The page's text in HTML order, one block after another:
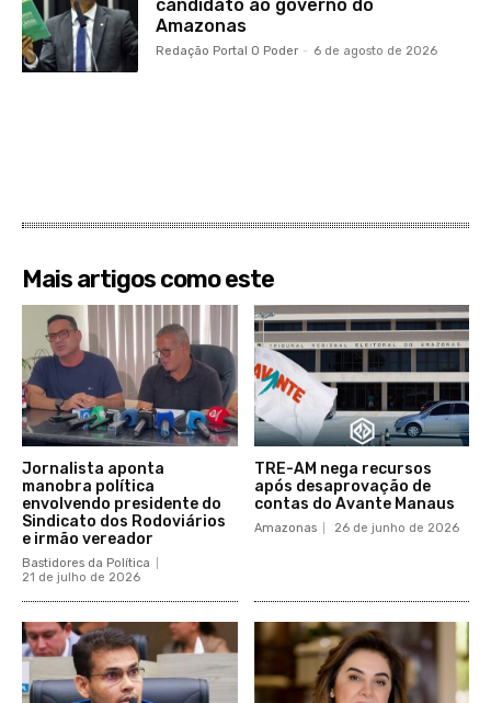
candidato ao governo do
Amazonas
Redação Portal O Poder - 6 de agosto de 2026
Mais artigos como este
Jornalista aponta
manobra política
envolvendo presidente do
Sindicato dos Rodoviários
e irmão vereador
Bastidores da Política
21 de julho de 2026
TRE-AM nega recursos
após desaprovação de
contas do Avante Manaus
Amazonas 26 de junho de 2026